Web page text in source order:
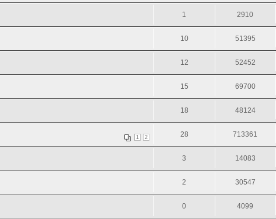
1 2910
10 51395
12 52452
15 69700
18 48124
1 2 28 713361
3 14083
2 30547
0 4099